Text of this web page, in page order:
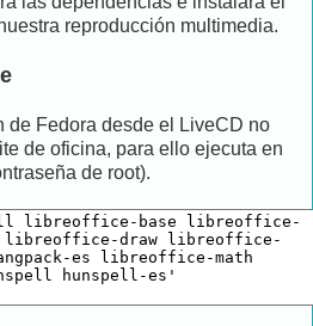
reproducción multimedia.
de Fedora desde el LiveCD no
de oficina, para ello ejecuta en
de root).